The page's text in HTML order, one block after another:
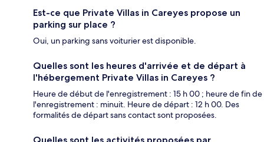
Est-ce que Private Villas in Careyes propose un
parking sur place ?
Oui, un parking sans voiturier est disponible.
Quelles sont les heures d'arrivée et de départ à
l'hébergement Private Villas in Careyes ?
Heure de début de l'enregistrement : 15 h 00 ; heure de fin de
l'enregistrement : minuit. Heure de départ : 12 h 00. Des
formalités de départ sans contact sont proposées.